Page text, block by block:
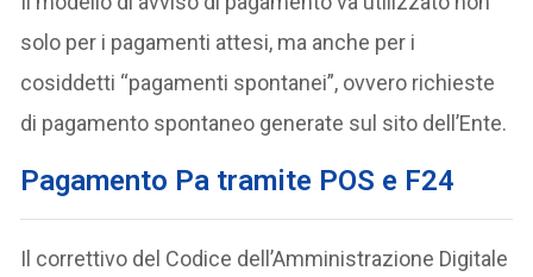
solo per i pagamenti attesi, ma anche per i
cosiddetti “pagamenti spontanei”, ovvero richieste
di pagamento spontaneo generate sul sito dell’Ente.
Pagamento Pa tramite POS e F24
Il correttivo del Codice dell’Amministrazione Digitale